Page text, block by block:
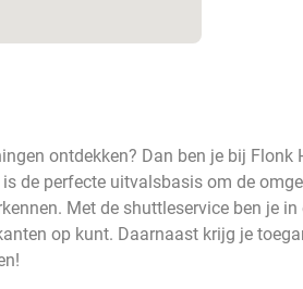
ontdekken? Dan ben je bij Flonk
is de perfecte uitvalsbasis om de
Met de shuttleservice ben je
op kunt. Daarnaast krijg je